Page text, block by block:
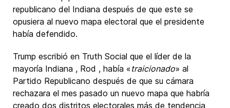
republicano del Indiana después de que este se
opusiera al nuevo mapa electoral que el presidente
había defendido.
Trump escribió en Truth Social que el líder de la
mayoría Indiana , Rod , había «traicionado» al
Partido Republicano después de que su cámara
rechazara el mes pasado un nuevo mapa que habría
creado dos distritos electorales más de tendencia